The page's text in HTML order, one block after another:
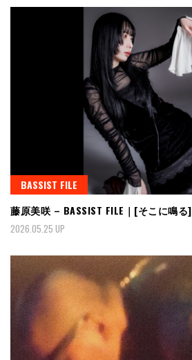
BASSIST FILE
藤原美咲 – BASSIST FILE｜[そこに鳴る]
2026.05.25 UP